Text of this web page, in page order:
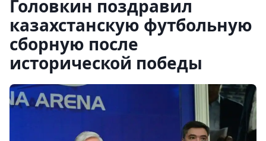
Головкин поздравил
казахстанскую футбольную
сборную после
исторической победы